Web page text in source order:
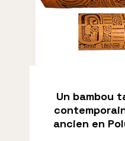
Un bambou
ancien en